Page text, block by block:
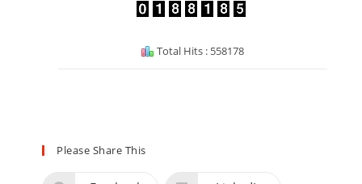
Total Hits : 558178
Please Share This